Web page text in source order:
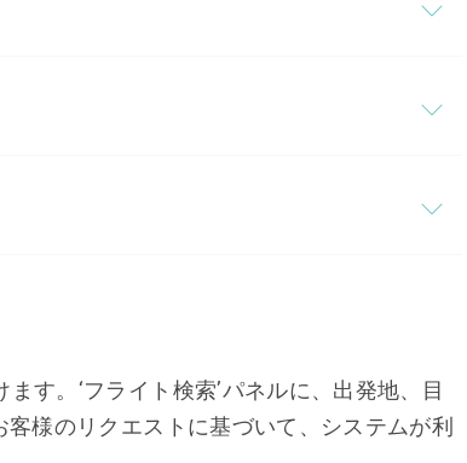
す。‘フライト検索’パネルに、出発地、目
様のリクエストに基づいて、システムが利